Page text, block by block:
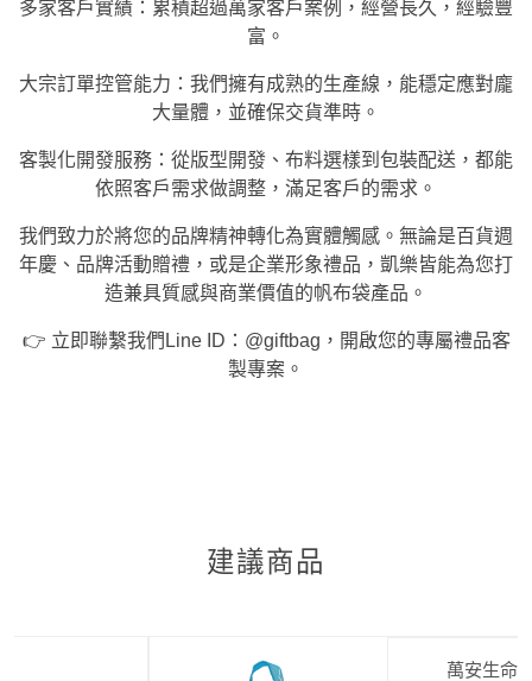
多家客戶實績：累積超過萬家客戶案例，經營長久，經驗豐
富。
大宗訂單控管能力：我們擁有成熟的生產線，能穩定應對龐
大量體，並確保交貨準時。
客製化開發服務：從版型開發、布料選樣到包裝配送，都能
依照客戶需求做調整，滿足客戶的需求。
我們致力於將您的品牌精神轉化為實體觸感。無論是百貨週
年慶、品牌活動贈禮，或是企業形象禮品，凱樂皆能為您打
造兼具質感與商業價值的帆布袋產品。
👉 立即聯繫我們Line ID：@giftbag，開啟您的專屬禮品客
製專案。
建議商品
萬安生命保冷袋 新